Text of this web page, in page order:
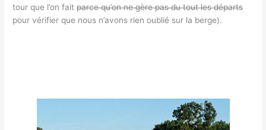
tour que l’on faitparce qu’on ne gère pas du tout les départs
pour vérifier que nous n’avons rien oublié sur la berge).